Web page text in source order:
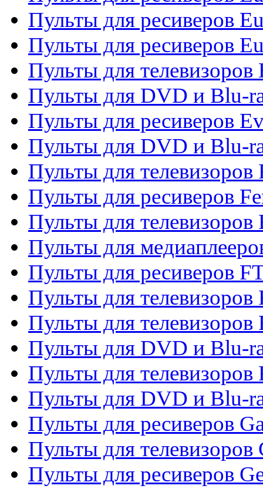
Пульты для ресиверов
Пульты для ресиверов
Пульты для телевизоров
Пульты для DVD и Blu-
Пульты для ресиверов
Пульты для DVD и Blu-
Пульты для телевизоров
Пульты для ресиверов
Пульты для
Пульты для
Пульты для ресиверов
Пульты для телевизоров
Пульты для телевизоров
Пульты для DVD и Blu-
Пульты для телевизоров
Пульты для DVD и Blu-
Пульты для ресиверов
Пульты для телевизоров
Пульты для ресиверов